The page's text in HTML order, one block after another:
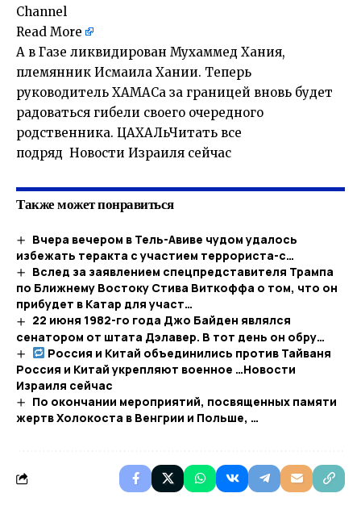
Channel
Read More
А в Газе ликвидирован Мухаммед Хания,
племянник Исмаила Хании. Теперь
руководитель ХАМАСа за границей вновь будет
радоваться гибели своего очередного
родственника. ЦАХАЛьЧитать все
подряд Новости Израиля сейчас
Также может понравиться
Вчера вечером в Тель-Авиве чудом удалось
избежать теракта с участием террориста-с…
Вслед за заявлением спецпредставителя Трампа
по Ближнему Востоку Стива Виткоффа о том, что он
прибудет в Катар для участ…
22 июня 1982-го года Джо Байден являлся
сенатором от штата Дэлавер. В тот день он обру…
​​Россия и Китай объединились против Тайваня
Россия и Китай укрепляют военное …​Новости
Израиля сейчас
По окончании мероприятий, посвященных памяти
жертв Холокоста в Венгрии и Польше, …